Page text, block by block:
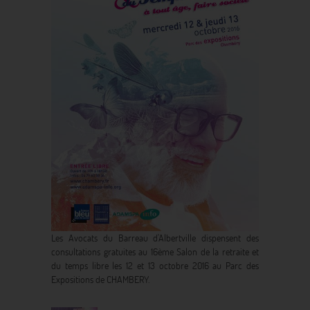
Les Avocats du Barreau d'Albertville dispensent des
consultations gratuites au 16ème Salon de la retraite et
du temps libre les 12 et 13 octobre 2016 au Parc des
Expositions de CHAMBERY.